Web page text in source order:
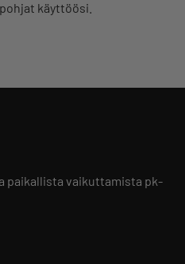
käyttöösi.
paikallista vaikuttamista pk-